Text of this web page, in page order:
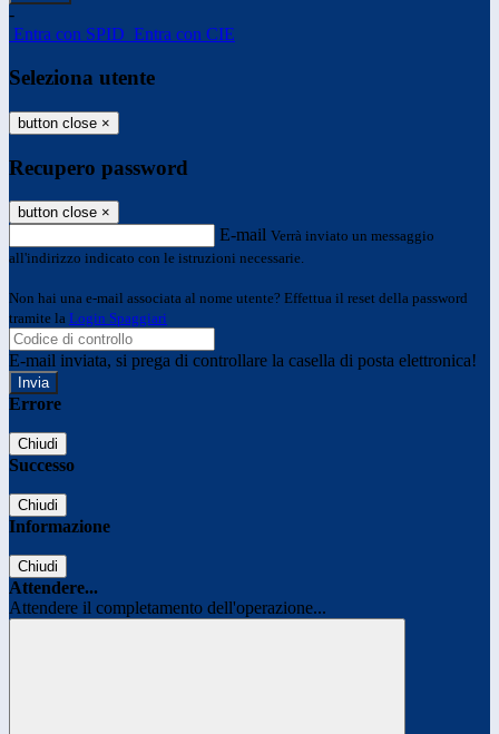
-
Entra con SPID Entra con CIE
Seleziona utente
button close ×
Recupero password
button close ×
E-mail Verrà inviato un messaggio
all'indirizzo indicato con le istruzioni necessarie.
Non hai una e-mail associata al nome utente? Effettua il reset della password
tramite la Login Spaggiari
E-mail inviata, si prega di controllare la casella di posta elettronica!
Errore
Chiudi
Successo
Chiudi
Informazione
Chiudi
Attendere...
Attendere il completamento dell'operazione...